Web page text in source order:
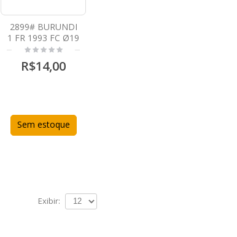
2899# BURUNDI
1 FR 1993 FC Ø19
R$14,00
Sem estoque
Exibir: